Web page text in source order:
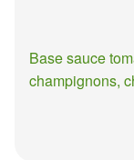
Base sauce
champignons,